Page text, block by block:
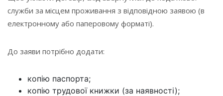
служби за місцем проживання з відповідною заявою (в
електронному або паперовому форматі).
До заяви потрібно додати:
копію паспорта;
копію трудової книжки (за наявності);